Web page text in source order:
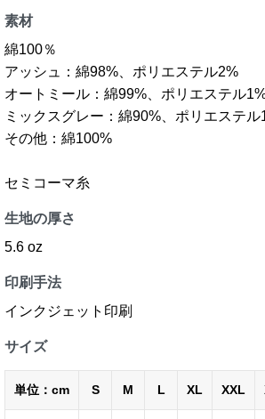
素材
綿100％
アッシュ：綿98%、ポリエステル2%
オートミール：綿99%、ポリエステル
ミックスグレー：綿90%、ポリエステル
その他：綿100%
セミコーマ糸
生地の厚さ
5.6 oz
印刷手法
インクジェット印刷
サイズ
単位：cm S M L XL XXL